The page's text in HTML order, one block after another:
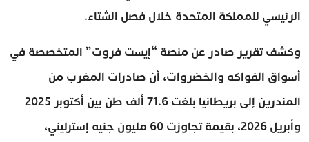
الرئيسي للمملكة المتحدة خلال فصل الشتاء.
وكشف تقرير صادر عن منصة “إيست فروت” المتخصصة في
أسواق الفواكه والخضروات، أن صادرات المغرب من
المندرين إلى بريطانيا بلغت 71.6 ألف طن بين أكتوبر 2025
وأبريل 2026، بقيمة تجاوزت 60 مليون جنيه إسترليني،